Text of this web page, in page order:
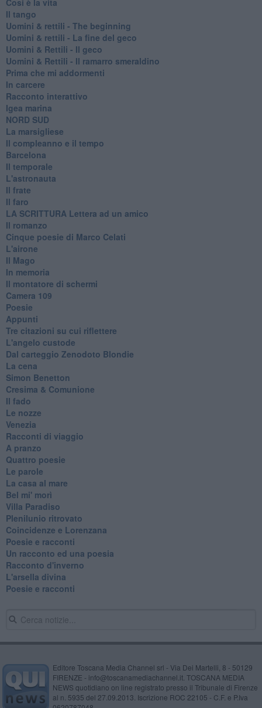
Il tango
​Uomini & rettili - The beginning
​Uomini & rettili - La fine del geco
Uomini & Rettili - Il geco
Uomini & Rettili - Il ramarro smeraldino
Prima che mi addormenti
In carcere
Racconto interattivo
Igea marina
​NORD SUD
La marsigliese
Il compleanno e il tempo
Barcelona
Il temporale
L'astronauta
Il frate
Il faro
​LA SCRITTURA Lettera ad un amico
Il romanzo
Cinque poesie di Marco Celati
L'airone
Il Mago
In memoria
Il montatore di schermi
Camera 109
Poesie
Appunti
Tre citazioni su cui riflettere
L'angelo custode
Dal carteggio Zenodoto Blondie
La cena
Simon Benetton
Cresima & Comunione
Il fado
Le nozze
Venezia
Racconti di viaggio
A pranzo
Quattro poesie
Le parole
La casa al mare
Bel mi' morì
Villa Paradiso
Plenilunio ritrovato
Coincidenze e Lorenzana
Poesie e racconti
Un racconto ed una poesia
Racconto d'inverno
​L'arsella divina
Poesie e racconti
Editore Toscana Media Channel srl - Via Dei Martelli, 8 - 50129
FIRENZE - info@toscanamediachannel.it. TOSCANA MEDIA
NEWS quotidiano on line registrato presso il Tribunale di Firenze
al n. 5935 del 27.09.2013. Iscrizione ROC 22105 - C.F. e P.Iva